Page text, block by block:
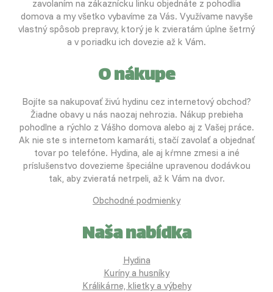
zavolaním na zákaznícku linku objednáte z pohodlia
domova a my všetko vybavíme za Vás. Využívame navyše
vlastný spôsob prepravy, ktorý je k zvieratám úplne šetrný
a v poriadku ich dovezie až k Vám.
O nákupe
Bojíte sa nakupovať živú hydinu cez internetový obchod?
Žiadne obavy u nás naozaj nehrozia. Nákup prebieha
pohodlne a rýchlo z Vášho domova alebo aj z Vašej práce.
Ak nie ste s internetom kamaráti, stačí zavolať a objednať
tovar po telefóne. Hydina, ale aj kŕmne zmesi a iné
príslušenstvo dovezieme špeciálne upravenou dodávkou
tak, aby zvieratá netrpeli, až k Vám na dvor.
Obchodné podmienky
Naša nabídka
Hydina
Kuríny a husníky
Králikárne, klietky a výbehy